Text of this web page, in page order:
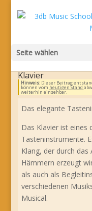
Seite wählen
Klavier
Hinweis:Dieser Beitrag
können vom heutigen Stand
weiterhin einsehbar.
Das elegante
Das Klavier ist eines
Tasteninstrumente.
Klang, der durch das
Hämmern erzeugt
als auch als
verschiedenen
Musical.